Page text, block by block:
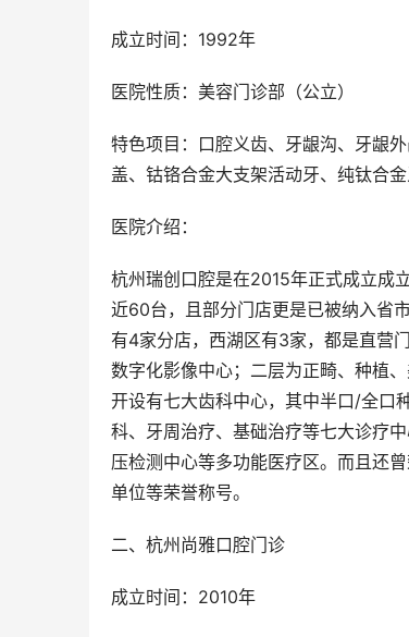
成立时间：1992年
医院性质：美容门诊部（公立）
特色项目：口腔义齿、牙龈沟、牙龈
盖、钴铬合金大支架活动牙、纯钛合
医院介绍：
杭州瑞创口腔是在2015年正式成立成
近60台，且部分门店更是已被纳入省
有4家分店，西湖区有3家，都是直营
数字化影像中心；二层为正畸、种植
开设有七大齿科中心，其中半口/全口
科、牙周治疗、基础治疗等七大诊疗
压检测中心等多功能医疗区。而且还
单位等荣誉称号。
二、杭州尚雅口腔门诊
成立时间：2010年